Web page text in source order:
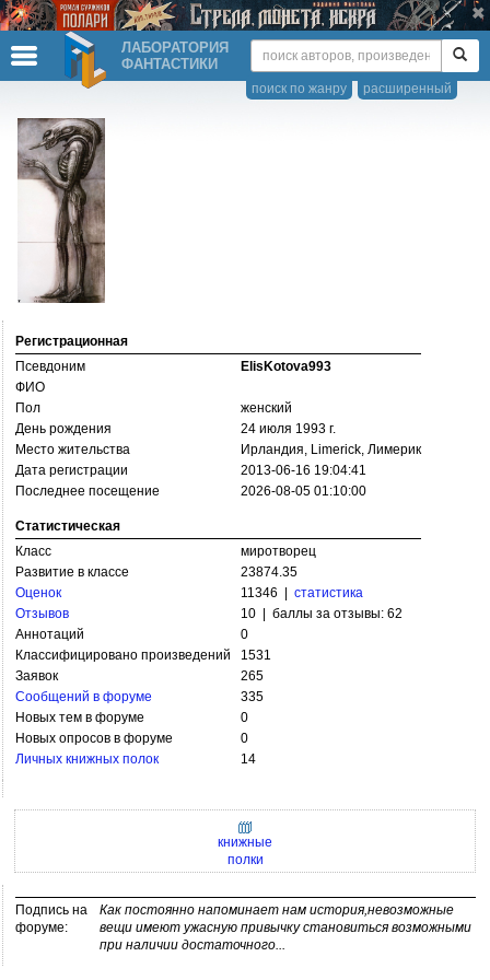
ЛАБОРАТОРИЯ
ФАНТАСТИКИ
расширенный
поиск по жанру
Регистрационная
Псевдоним
ElisKotova993
ФИО
Пол
женский
День рождения
24 июля 1993 г.
Место жительства
Ирландия, Limerick, Лимерик
Дата регистрации
2013-06-16 19:04:41
Последнее посещение
2026-08-05 01:10:00
Статистическая
Класс
миротворец
Развитие в классе
23874.35
Оценок
11346 | статистика
Отзывов
10 | баллы за отзывы: 62
Аннотаций
0
Классифицировано произведений
1531
Заявок
265
Сообщений в форуме
335
Новых тем в форуме
0
Новых опросов в форуме
0
Личных книжных полок
14
книжные
полки
Подпись на
форуме:
Как постоянно напоминает нам история,невозможные
вещи имеют ужасную привычку становиться возможными
при наличии достаточного...